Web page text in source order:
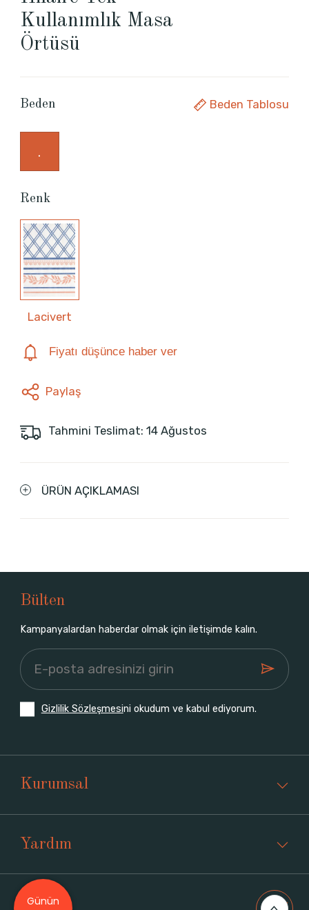
Kullanımlık Masa
Örtüsü
Beden Beden Tablosu
.
Renk
Lacivert
Fiyatı düşünce haber ver
Paylaş
Tahmini Teslimat: 14 Ağustos
ÜRÜN AÇIKLAMASI
Bülten
Kampanyalardan haberdar olmak için iletişimde kalın.
Gizlilik Sözleşmesini okudum ve kabul ediyorum.
Kurumsal
Yardım
Üyelik
Günün